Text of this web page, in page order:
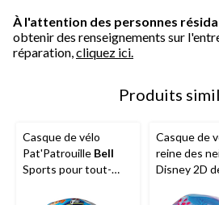
À l'attention des personnes
obtenir des renseignements sur
réparation,cliquez ici.
Produits
Casque de vélo
Pat'Patrouille Bell
Sports pour tout-
réglables, bleu, 3 à 5
Casque de
reine des
Disney 2D
petits, rose,